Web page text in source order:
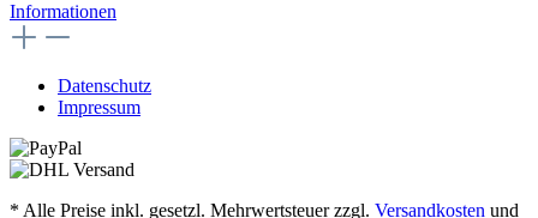
Informationen
Datenschutz
Impressum
* Alle Preise inkl. gesetzl. Mehrwertsteuer zzgl. Versandkosten und